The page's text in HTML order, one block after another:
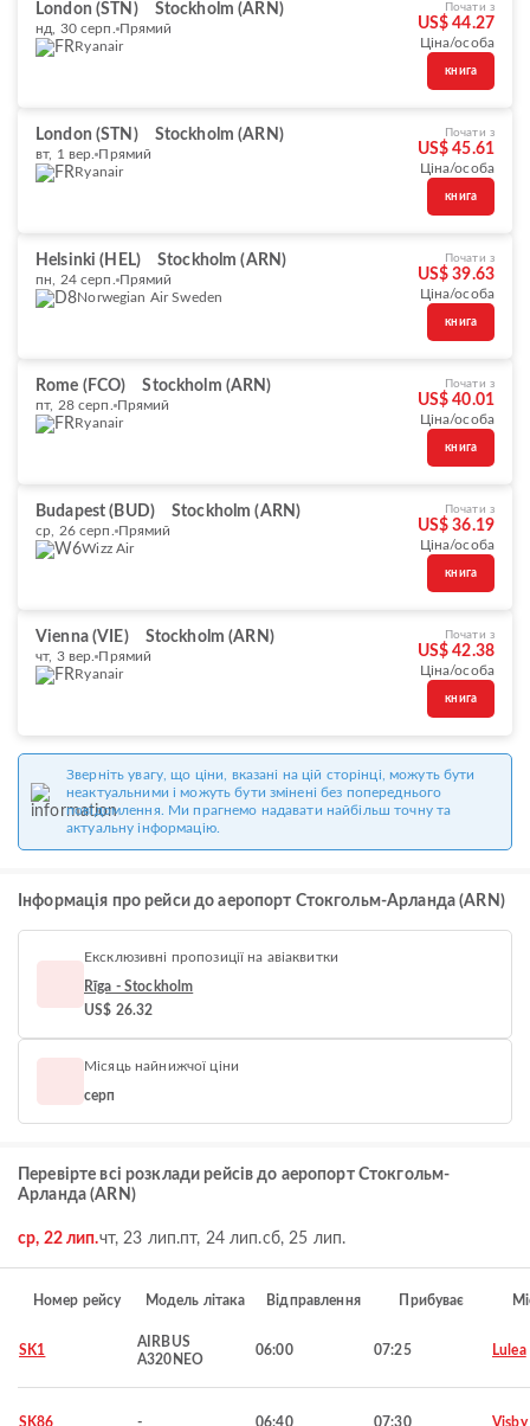
London (STN) Stockholm (ARN)
нд, 30 серп.
Прямий
Ryanair
Почати з
US$ 44.27
Ціна/особа
книга
London (STN) Stockholm (ARN)
вт, 1 вер. Прямий
Ryanair
Почати з
US$ 45.61
Ціна/особа
книга
Helsinki (HEL) Stockholm (ARN)
пн, 24 серп.
Прямий
Norwegian Air Sweden
Почати з
US$ 39.63
Ціна/особа
книга
Rome (FCO) Stockholm (ARN)
пт, 28 серп.
Прямий
Ryanair
Почати з
US$ 40.01
Ціна/особа
книга
Budapest (BUD) Stockholm (ARN)
ср, 26 серп.
Прямий
Wizz Air
Почати з
US$ 36.19
Ціна/особа
книга
Vienna (VIE) Stockholm (ARN)
чт, 3 вер. Прямий
Ryanair
Почати з
US$ 42.38
Ціна/особа
книга
Зверніть увагу, що ціни, вказані на цій сторінці, можуть бути
неактуальними і можуть бути змінені без попереднього
повідомлення. Ми прагнемо надавати найбільш точну та
актуальну інформацію.
Інформація про рейси до аеропорт Стокгольм-Арланда (ARN)
Ексклюзивні пропозиції на авіаквитки
Rīga - Stockholm
US$ 26.32
Місяць найнижчої ціни
серп
Перевірте всі розклади рейсів до аеропорт Стокгольм-
Арланда (ARN)
ср, 22 лип.чт, 23 лип.пт, 24 лип.сб, 25 лип.
Номер рейсу Модель літака Відправлення Прибуває
SK1
AIRBUS
A320NEO
06:00 07:25 Lulea
SK86 - 06:40 07:30 Visby